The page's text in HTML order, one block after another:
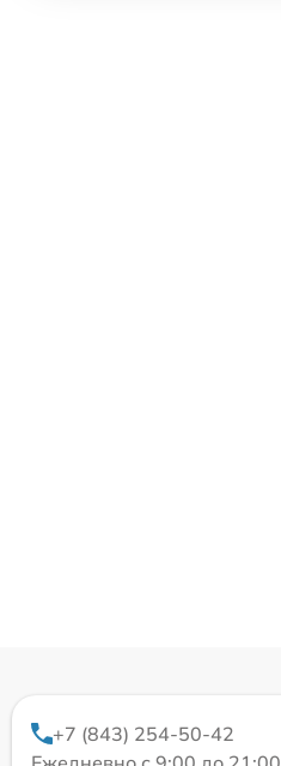
+7 (843) 254-50-42